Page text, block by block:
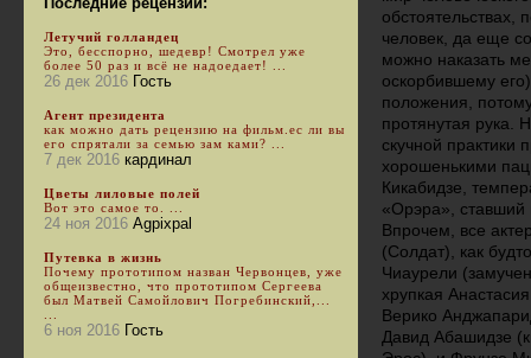
человек, да еще
можно наказать
оскорбившему
положения,
протянутая рука.
скучной практики
хорошенькими
Кикабидзе,
«Орэра»,
Впрочем, все
(Солдат), как
Чиаурели
хрупкая
Верико
Давид Абашидзе
Летучий голландец
Это, бесспорно, шедевр! Смотрел уже
более 50 раз и всё не надоедает! ...
26 дек 2016 Гость
Агент президента
как можно дать рецензию на фильм.ес ли вы
его спрятали за семью зам ками? ...
7 дек 2016 кардинал
Цветы лиловые полей
Вот это самое то. ...
24 ноя 2016 Agpixpal
Путевка в жизнь
Почему прототипом назван Червонцев, уже
общеизвестно, что прототипом Сергеева
был Матвей Самойлович Погребинский,...
6 ноя 2016 Гость